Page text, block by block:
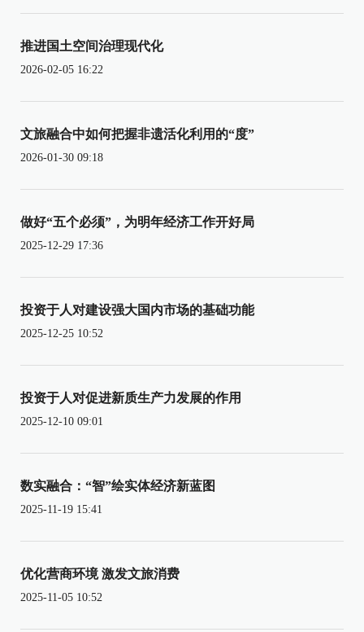
推进国土空间治理现代化
2026-02-05 16:22
文旅融合中如何把握非遗活化利用的“度”
2026-01-30 09:18
做好“五个必须”，为明年经济工作开好局
2025-12-29 17:36
投资于人对建设强大国内市场的基础功能
2025-12-25 10:52
投资于人对促进新质生产力发展的作用
2025-12-10 09:01
数实融合：“智”绘实体经济新蓝图
2025-11-19 15:41
优化营商环境 激发文旅消费
2025-11-05 10:52